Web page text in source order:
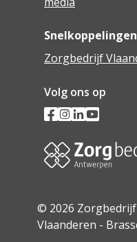
Snelkoppelingen
Zorgbedrijf
Volg ons op
© 2026
Vlaanderen -